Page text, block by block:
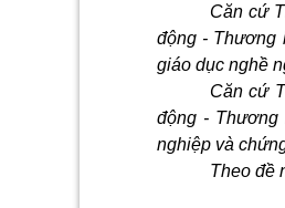
Căn cứ
động - Thương
giáo dục nghề
Căn cứ
động - Thương
nghiệp và
Theo đề